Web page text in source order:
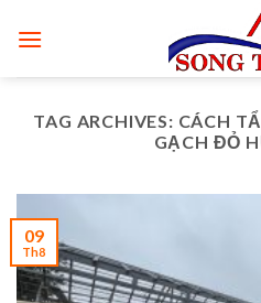
TAG ARCHIVES: CÁCH
GẠCH ĐỎ
09
Th8